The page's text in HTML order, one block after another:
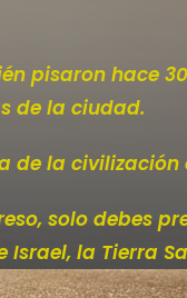
pisaron hace
de la ciudad.
de la civilización
solo debes
la Tierra